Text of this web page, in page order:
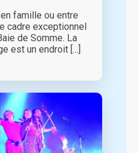
famille ou entre
cadre exceptionnel
de Somme. La
est un endroit [...]